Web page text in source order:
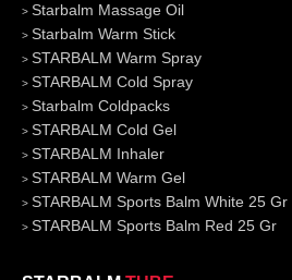
Starbalm Massage Oil
Starbalm Warm Stick
STARBALM Warm Spray
STARBALM Cold Spray
Starbalm Coldpacks
STARBALM Cold Gel
STARBALM Inhaler
STARBALM Warm Gel
STARBALM Sports Balm White 25 Gr
STARBALM Sports Balm Red 25 Gr